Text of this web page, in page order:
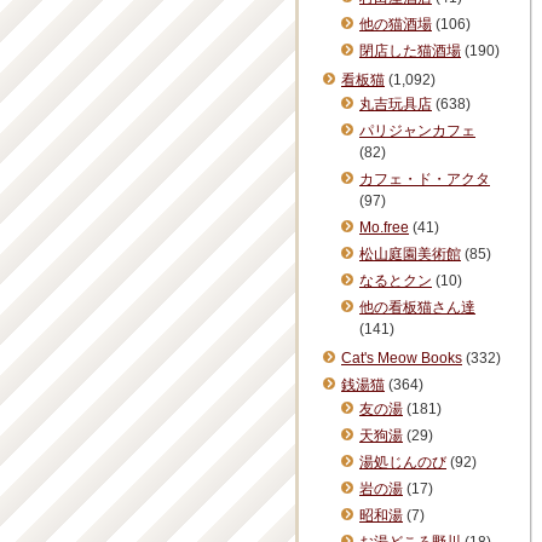
他の猫酒場 (106)
閉店した猫酒場 (190)
看板猫 (1,092)
丸吉玩具店 (638)
パリジャンカフェ
(82)
カフェ・ド・アクタ
(97)
Mo.free (41)
松山庭園美術館 (85)
なるとクン (10)
他の看板猫さん達
(141)
Cat's Meow Books (332)
銭湯猫 (364)
友の湯 (181)
天狗湯 (29)
湯処じんのび (92)
岩の湯 (17)
昭和湯 (7)